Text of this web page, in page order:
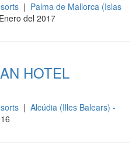
| Palma de Mallorca (Islas
del 2017
HOTEL
| Alcúdia (Illes Balears) -